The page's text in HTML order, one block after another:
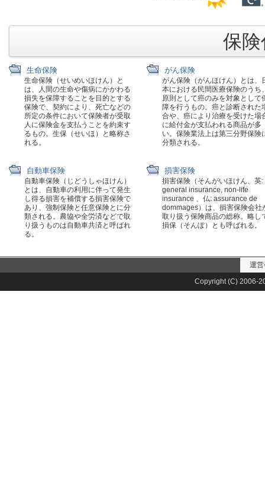
保
生命保険
生命保険（せいめいほけん）と
は、人間の生命や傷病にかかわる
損失を保障することを目的とする
保険で、契約により、死亡などの
所定の条件において保険者が受取
人に保険金を支払うことを約束す
るもの。生保（せいほ）と略称さ
れる。
がん保険
がん保険（がんほけん）とは、
本における民間医療保険のうち
原則として癌のみを対象として
障を行うもの。癌と診断された
合や、癌により治療を受けた場
に給付金が支払われる商品が多
い。保険業法上は第三分野保険
分類される。
自動車保険
自動車保険（じどうしゃほけん）
とは、自動車の利用に伴って発生
し得る損害を補償する損害保険で
あり、強制保険と任意保険とに分
類される。農協や全労済などで取
り扱うものは自動車共済と呼ばれ
る。
損害保険
損害保険（そんがいほけん、英:
general insurance, non-life
insurance 、仏: assurance de
dommages）は、損害保険会社
取り扱う保険商品の総称。略し
損保（そんぽ）とも呼ばれる。
運
Copyright (C) 2006-